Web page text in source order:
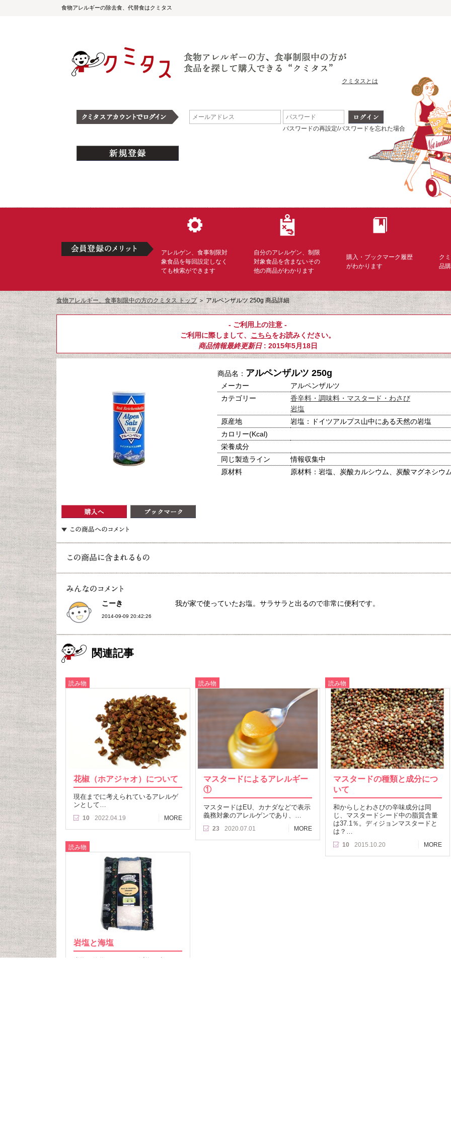
食物アレルギーの除去食、代替食はクミタス
クミタスとは
パスワードの再設定/パスワードを忘れた場合
アレルゲン、食事制限対
象食品を毎回設定しなく
ても検索ができます
自分のアレルゲン、制限
対象食品を含まないその
他の商品がわかります
購入・ブックマーク履歴
がわかります
ク
品
食物アレルギー、食事制限中の方のクミタス トップ＞アルペンザルツ 250g 商品詳細
- ご利用上の注意 -
ご利用に際しまして、 こちらをお読みください。
商品情報最終更新日: 2015年5月18日
商品名： アルペンザルツ 250g
メーカー
アルペンザルツ
カテゴリー
香辛料・調味料・マスタード・わさび
岩塩
原産地
岩塩：ドイツアルプス山中にある天然の岩塩
カロリー(Kcal)
栄養成分
同じ製造ライン
情報収集中
原材料
原材料：岩塩、炭酸カルシウム、炭酸マグネシウ
こーき
2014-09-09 20:42:26
我が家で使っていたお塩。サラサラと出るので非常に便利です。
関連記事
読み物
花椒（ホアジャオ）について
現在までに考えられているアレルゲ
ンとして…
10 2022.04.19 MORE
読み物
マスタードによるアレルギー
①
マスタードはEU、カナダなどで表示
義務対象のアレルゲンであり、…
23 2020.07.01 MORE
読み物
マスタードの種類と成分につ
いて
和からしとわさびの辛味成分は同
じ、マスタードシード中の脂質含量
は37.1％。ディジョンマスタードと
は？…
10 2015.10.20 MORE
読み物
岩塩と海塩